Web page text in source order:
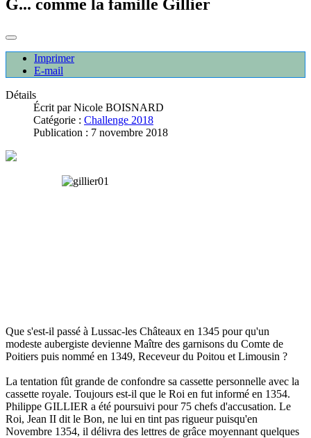
G... comme la famille Gillier
Imprimer
E-mail
Détails
Écrit parNicole BOISNARD
Catégorie : Challenge 2018
Publication : 7 novembre 2018
Que s'est-il passé à Lussac-les Châteaux en 1345 pour qu'un
modeste aubergiste devienne Maître des garnisons du Comte de
Poitiers puis nommé en 1349, Receveur du Poitou et Limousin ?
La tentation fût grande de confondre sa cassette personnelle avec la
cassette royale. Toujours est-il que le Roi en fut informé en 1354.
Philippe GILLIER a été poursuivi pour 75 chefs d'accusation. Le
Roi, Jean II dit le Bon, ne lui en tint pas rigueur puisqu'en
Novembre 1354, il délivra des lettres de grâce moyennant quelques